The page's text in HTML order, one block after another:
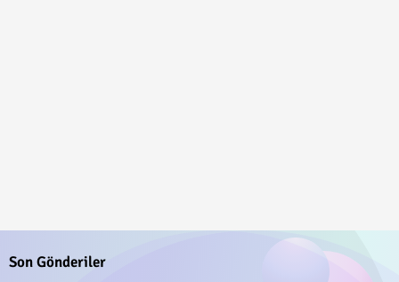
Son Gönderiler